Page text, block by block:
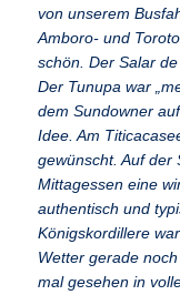
von unserem
Amboro- und
schön. Der Salar
Der Tunupa war
dem Sundowner
Idee. Am
gewünscht. Auf der
Mittagessen eine
authentisch und
Königskordillere
Wetter gerade
mal gesehen in